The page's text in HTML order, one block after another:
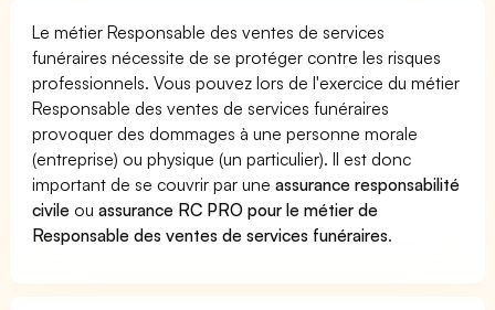
Le métier Responsable des ventes de services
funéraires nécessite de se protéger contre les risques
professionnels. Vous pouvez lors de l'exercice du métier
Responsable des ventes de services funéraires
provoquer des dommages à une personne morale
(entreprise) ou physique (un particulier). Il est donc
important de se couvrir par uneassurance responsabilité
civile ouassurance RC PRO pour le métier de
Responsable des ventes de services funéraires.